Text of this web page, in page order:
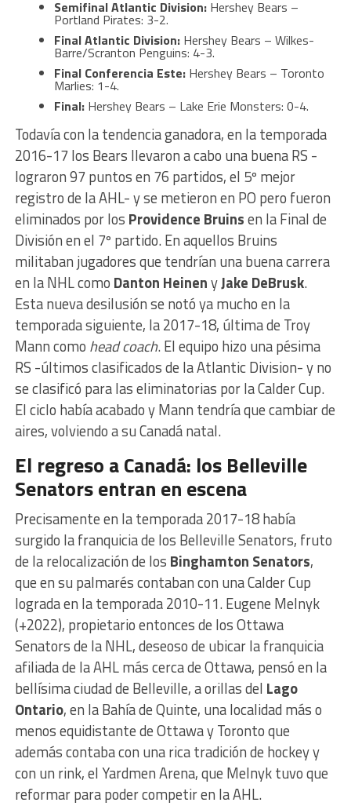
Semifinal Atlantic Division:Hershey Bears –
Portland Pirates: 3-2.
Final Atlantic Division: Hershey Bears – Wilkes-
Barre/Scranton Penguins: 4-3.
Final Conferencia Este:Hershey Bears – Toronto
Marlies: 1-4.
Final:Hershey Bears – Lake Erie Monsters: 0-4.
Todavía con la tendencia ganadora, en la temporada
2016-17 los Bears llevaron a cabo una buena RS -
lograron 97 puntos en 76 partidos, el 5º mejor
registro de la AHL- y se metieron en PO pero fueron
eliminados por los Providence Bruinsen la Final de
División en el 7º partido. En aquellos Bruins
militaban jugadores que tendrían una buena carrera
en la NHL como Danton HeinenyJake DeBrusk.
Esta nueva desilusión se notó ya mucho en la
temporada siguiente, la 2017-18, última de Troy
Mann como head coach. El equipo hizo una pésima
RS -últimos clasificados de la Atlantic Division- y no
se clasificó para las eliminatorias por la Calder Cup.
El ciclo había acabado y Mann tendría que cambiar de
aires, volviendo a su Canadá natal.
El regreso a Canadá: los Belleville
Senators entran en escena
Precisamente en la temporada 2017-18 había
surgido la franquicia de los Belleville Senators, fruto
de la relocalización de los Binghamton Senators,
que en su palmarés contaban con una Calder Cup
lograda en la temporada 2010-11. Eugene Melnyk
(+2022), propietario entonces de los Ottawa
Senators de la NHL, deseoso de ubicar la franquicia
afiliada de la AHL más cerca de Ottawa, pensó en la
bellísima ciudad de Belleville, a orillas del Lago
Ontario, en la Bahía de Quinte, una localidad más o
menos equidistante de Ottawa y Toronto que
además contaba con una rica tradición de hockey y
con un rink, el Yardmen Arena, que Melnyk tuvo que
reformar para poder competir en la AHL.